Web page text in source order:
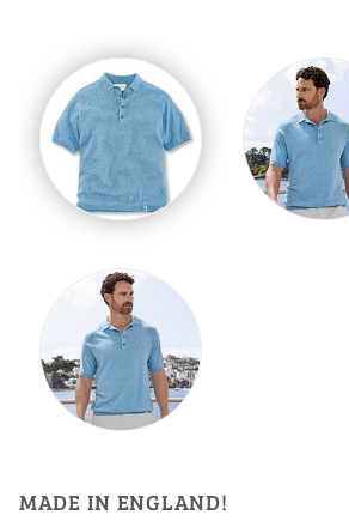
MADE IN ENGLAND!